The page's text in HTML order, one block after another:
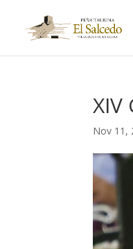
XIV
Nov 11,